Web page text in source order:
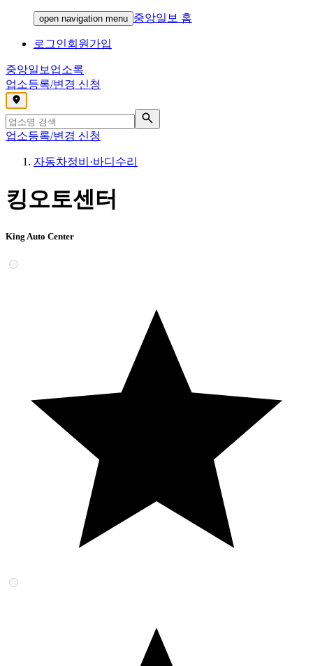
open navigation menu 중앙일보 홈
로그인회원가입
중앙일보 업소록
업소등록/변경 신청
,
업소등록/변경 신청
자동차정비·바디수리
킹오토센터
King Auto Center